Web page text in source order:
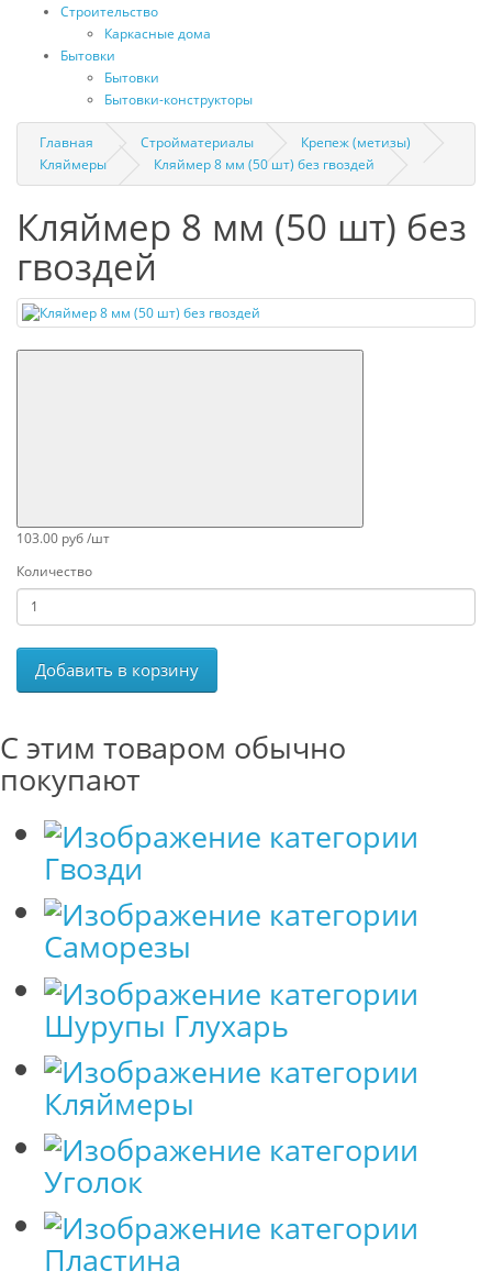
Строительство
Каркасные дома
Бытовки
Бытовки
Бытовки-конструкторы
Главная Стройматериалы
Крепеж (метизы)
Кляймеры
Кляймер 8 мм (50 шт) без гвоздей
Кляймер 8 мм (50 шт) без
гвоздей
103.00 руб /шт
Количество
Добавить в корзину
С этим товаром обычно
покупают
Гвозди
Саморезы
Шурупы Глухарь
Кляймеры
Уголок
Пластина